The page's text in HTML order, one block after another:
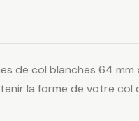
de col blanches 64 mm
la forme de votre col